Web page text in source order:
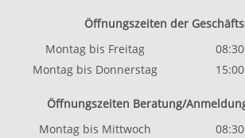
Öffnungszeiten der
Montag bis Freitag
Montag bis Donnerstag
Öffnungszeiten Beratung/
Montag bis Mittwoch